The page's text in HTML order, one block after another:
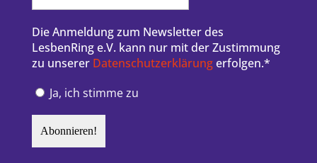
Die Anmeldung zum Newsletter des
LesbenRing e.V. kann nur mit der Zustimmung
zu unserer Datenschutzerklärungerfolgen.*
Ja, ich stimme zu